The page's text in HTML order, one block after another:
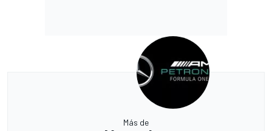
Más de